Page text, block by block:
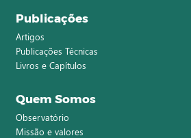
Publicações
Artigos
Publicações Técnicas
Livros e Capítulos
Quem Somos
Observatório
Missão e valores